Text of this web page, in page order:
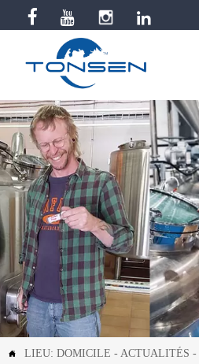
  
 LIEU: DOMICILE - ACTUALITÉS -